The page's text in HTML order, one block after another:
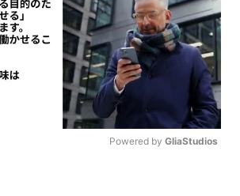
Powered by GliaStudios